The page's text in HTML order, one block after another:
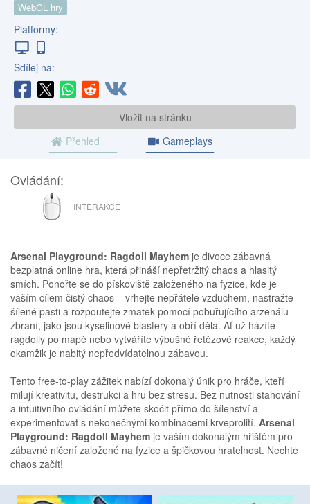
WebGL hry
Platformy:
Sdílej na:
Vložit na stránku
Přehled
Gameplays
Ovládání:
MYŠ
INTERAKCE
Arsenal Playground: Ragdoll Mayhem je divoce zábavná
bezplatná online hra, která přináší nepřetržitý chaos a hlasitý
smích. Ponořte se do pískoviště založeného na fyzice, kde je
vaším cílem čistý chaos – vrhejte nepřátele vzduchem, nastražte
šílené pasti a rozpoutejte zmatek pomocí pobuřujícího arzenálu
zbraní, jako jsou kyselinové blastery a obří děla. Ať už házíte
ragdolly po mapě nebo vytváříte výbušné řetězové reakce, každý
okamžik je nabitý nepředvídatelnou zábavou.
Tento free-to-play zážitek nabízí dokonalý únik pro hráče, kteří
milují kreativitu, destrukci a hru bez stresu. Bez nutnosti stahování
a intuitivního ovládání můžete skočit přímo do šílenství a
experimentovat s nekonečnými kombinacemi krveprolití. Arsenal
Playground: Ragdoll Mayhem je vaším dokonalým hřištěm pro
zábavné ničení založené na fyzice a špičkovou hratelnost. Nechte
chaos začít!